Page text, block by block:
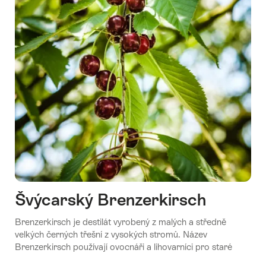
Švýcarský Brenzerkirsch
Brenzerkirsch je destilát vyrobený z malých a středně
velkých černých třešní z vysokých stromů. Název
Brenzerkirsch používají ovocnáři a lihovarníci pro staré